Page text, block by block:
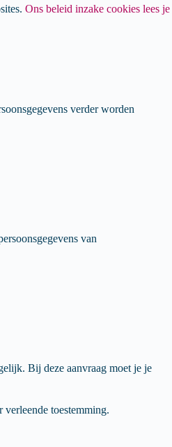
Ons beleid inzake cookies lees je
verder worden
van
Bij deze aanvraag moet je je
toestemming.